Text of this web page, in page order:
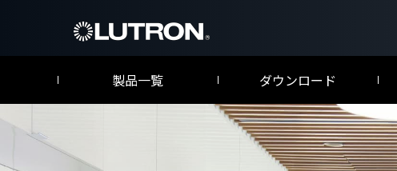
製品一覧
Athena
アシーナ
ダウンロード
仕様書／取扱説明書／試
カタログ